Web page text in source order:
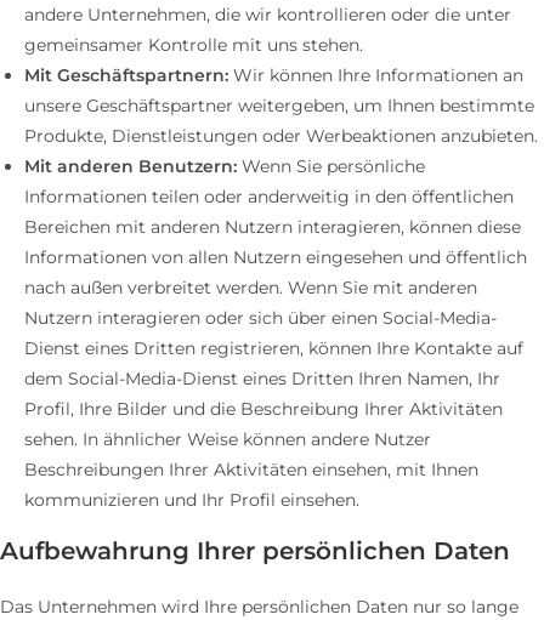
andere Unternehmen, die wir kontrollieren oder die unter
gemeinsamer Kontrolle mit uns stehen.
Mit Geschäftspartnern: Wir können Ihre Informationen an
unsere Geschäftspartner weitergeben, um Ihnen bestimmte
Produkte, Dienstleistungen oder Werbeaktionen anzubieten.
Mit anderen Benutzern: Wenn Sie persönliche
Informationen teilen oder anderweitig in den öffentlichen
Bereichen mit anderen Nutzern interagieren, können diese
Informationen von allen Nutzern eingesehen und öffentlich
nach außen verbreitet werden. Wenn Sie mit anderen
Nutzern interagieren oder sich über einen Social-Media-
Dienst eines Dritten registrieren, können Ihre Kontakte auf
dem Social-Media-Dienst eines Dritten Ihren Namen, Ihr
Profil, Ihre Bilder und die Beschreibung Ihrer Aktivitäten
sehen. In ähnlicher Weise können andere Nutzer
Beschreibungen Ihrer Aktivitäten einsehen, mit Ihnen
kommunizieren und Ihr Profil einsehen.
Aufbewahrung Ihrer persönlichen Daten
Das Unternehmen wird Ihre persönlichen Daten nur so lange